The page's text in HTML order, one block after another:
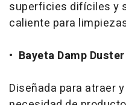
superficies difíciles y
caliente para
• Bayeta Damp Duster
Diseñada para atraer